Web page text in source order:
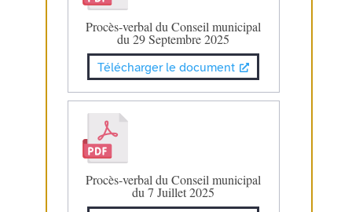
Procès-verbal du Conseil municipal
du 29 Septembre 2025
Télécharger le document
Procès-verbal du Conseil municipal
du 7 Juillet 2025